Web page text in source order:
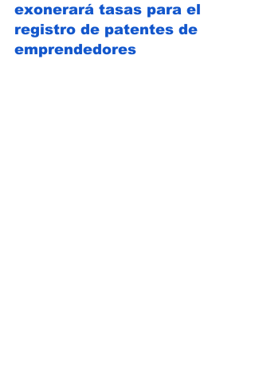
exonerará tasas para el
registro de patentes de
emprendedores